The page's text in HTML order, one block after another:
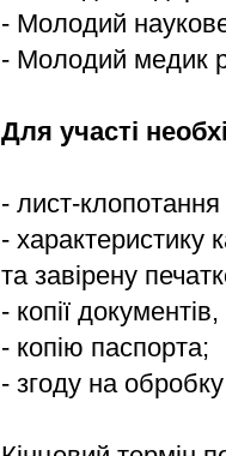
- Молодий
- Молодий медик
Для участі
- лист-
- характеристику
та завірену
- копії
- копію паспорта;
- згоду на